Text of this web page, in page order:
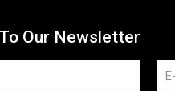
Our Newsletter